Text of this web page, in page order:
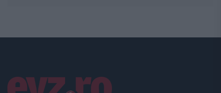
Linkuri utile